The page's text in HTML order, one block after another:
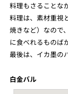
料理もさることな
料理は、素材重視
焼きなど）なので
に食べれるものば
最後は、イカ墨の
白金バル